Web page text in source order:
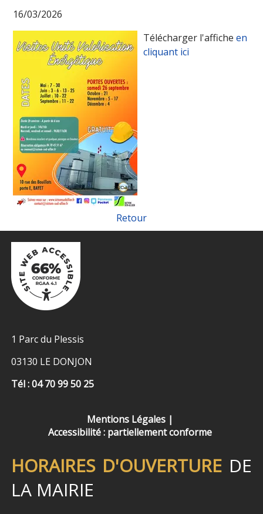
16/03/2026
Télécharger l'afficheen
cliquant ici
Retour
1 Parc du Plessis
03130 LE DONJON
Tél : 04 70 99 50 25
Mentions Légales
Accessibilité : partiellement conforme
HORAIRES D'OUVERTUREDE
LA MAIRIE